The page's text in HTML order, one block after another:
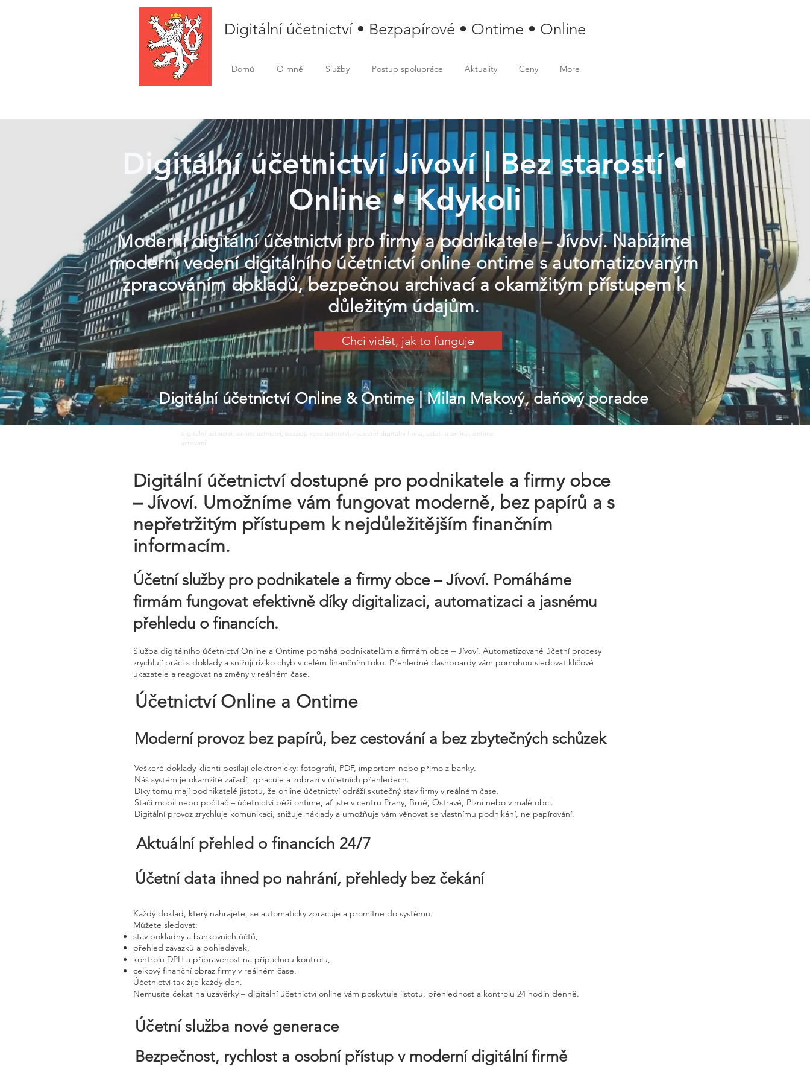
Digitální účetnictví • Bezpapírové • Ontime • Online
Domů O mně Služby Postup spolupráce Aktuality Ceny More
Digitální účetnictví Jívoví | Bez starostí •
Online • Kdykoli
Moderní digitální účetnictví pro firmy a podnikatele – Jívoví. Nabízíme
moderní vedení digitálního účetnictví online ontime s automatizovaným
zpracováním dokladů, bezpečnou archivací a okamžitým přístupem k
důležitým údajům.
Chci vidět, jak to funguje
Digitální účetnictví Online & Ontime| Milan Makový, daňový poradce
digitalni uctnictvi, online uctnictvi, bezpapirove uctnictvi, moderni digitalni firma, uctarna online, ontime
uctovani
Digitální účetnictví dostupné pro podnikatele a firmy obce
– Jívoví. Umožníme vám fungovat moderně, bez papírů a s
nepřetržitým přístupem k nejdůležitějším finančním
informacím.
Účetní služby pro podnikatele a firmy obce – Jívoví. Pomáháme
firmám fungovat efektivně díky digitalizaci, automatizaci a jasnému
přehledu o financích.
Služba digitálního účetnictví Online a Ontime pomáhá podnikatelům a firmám obce – Jívoví. Automatizované účetní procesy
zrychlují práci s doklady a snižují riziko chyb v celém finančním toku. Přehledné dashboardy vám pomohou sledovat klíčové
ukazatele a reagovat na změny v reálném čase.
Účetnictví Online a Ontime
Moderní provoz bez papírů, bez cestování a bez zbytečných schůzek
Veškeré doklady klienti posílají elektronicky: fotografií, PDF, importem nebo přímo z banky.
Náš systém je okamžitě zařadí, zpracuje a zobrazí v účetních přehledech.
Díky tomu mají podnikatelé jistotu, že online účetnictví odráží skutečný stav firmy v reálném čase.
Stačí mobil nebo počítač – účetnictví běží ontime, ať jste v centru Prahy, Brně, Ostravě, Plzni nebo v malé obci.
Digitální provoz zrychluje komunikaci, snižuje náklady a umožňuje vám věnovat se vlastnímu podnikání, ne papírování.
Aktuální přehled o financích 24/7
Účetní data ihned po nahrání, přehledy bez čekání
Každý doklad, který nahrajete, se automaticky zpracuje a promítne do systému.
Můžete sledovat:
stav pokladny a bankovních účtů,
přehled závazků a pohledávek,
kontrolu DPH a připravenost na případnou kontrolu,
celkový finanční obraz firmy v reálném čase.
Účetnictví tak žije každý den.
Nemusíte čekat na uzávěrky – digitální účetnictví online vám poskytuje jistotu, přehlednost a kontrolu 24 hodin denně.
Účetní služba nové generace
Bezpečnost, rychlost a osobní přístup v moderní digitální firmě